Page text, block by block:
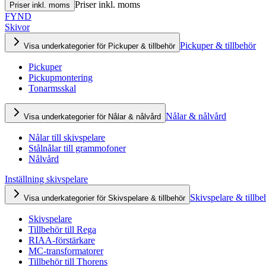
Priser inkl. moms Priser inkl. moms
FYND
Skivor
Visa underkategorier för Pickuper & tillbehör Pickuper & tillbehör
Pickuper
Pickupmontering
Tonarmsskal
Visa underkategorier för Nålar & nålvård Nålar & nålvård
Nålar till skivspelare
Stålnålar till grammofoner
Nålvård
Inställning skivspelare
Visa underkategorier för Skivspelare & tillbehör Skivspelare &
Skivspelare
Tillbehör till Rega
RIAA-förstärkare
MC-transformatorer
Tillbehör till Thorens